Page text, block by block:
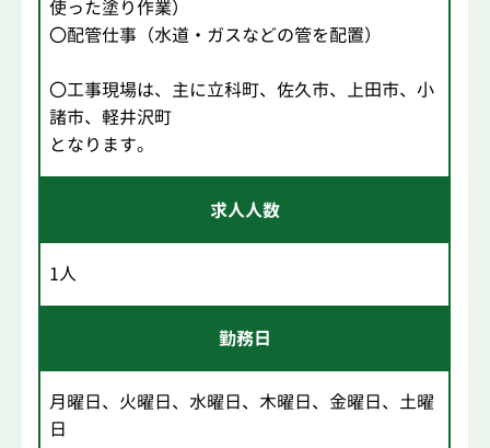
使った塗り作業）
〇配管仕事（水道・ガスなどの管を配置）
〇工事現場は、主に立科町、佐久市、上田市、小
諸市、軽井沢町
となります。
求人人数
1人
勤務日
月曜日、火曜日、水曜日、木曜日、金曜日、土曜
日